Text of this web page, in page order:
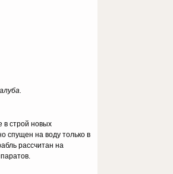
в строй новых
спущен на воду только в
рассчитан на